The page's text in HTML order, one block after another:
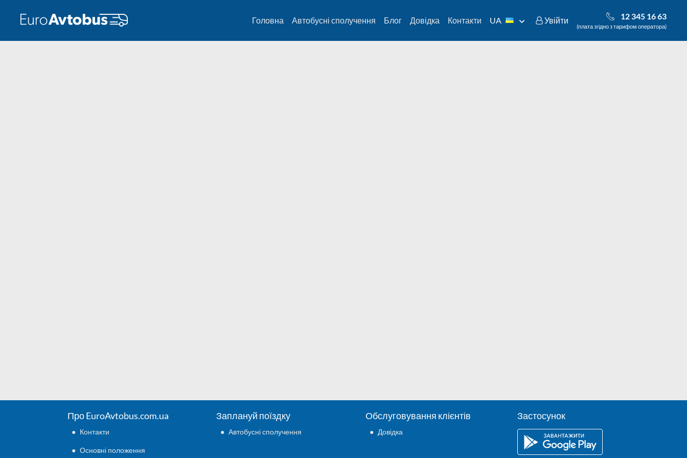
Головна Автобусні сполучення Блог Довідка Контакти UA Увійти 12 345 16 63
(плата згідно з тарифом оператора)
Про EuroAvtobus.com.ua
● Контакти
● Основні положення
Заплануй поїздку
● Автобусні сполучення
Обслуговування клієнтів
● Довідка
Застосунок